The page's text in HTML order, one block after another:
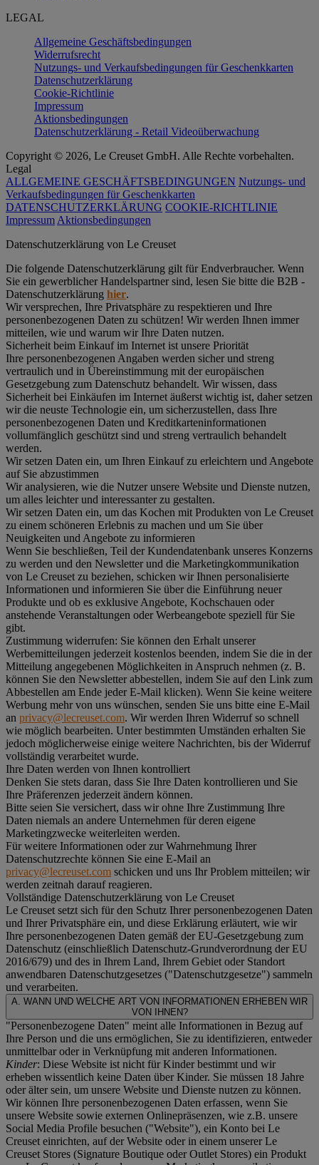
LEGAL
Allgemeine Geschäftsbedingungen
Widerrufsrecht
Nutzungs- und Verkaufsbedingungen für Geschenkkarten
Datenschutzerklärung
Cookie-Richtlinie
Impressum
Aktionsbedingungen
Datenschutzerklärung - Retail Videoüberwachung
Copyright © 2026, Le Creuset GmbH. Alle Rechte vorbehalten.
Legal
ALLGEMEINE GESCHÄFTSBEDINGUNGEN Nutzungs- und
Verkaufsbedingungen für Geschenkkarten
DATENSCHUTZERKLÄRUNG COOKIE-RICHTLINIE
Impressum Aktionsbedingungen
Datenschutz­erklärung von Le Creuset
Die folgende Datenschutzerklärung gilt für Endverbraucher. Wenn
Sie ein gewerblicher Handelspartner sind, lesen Sie bitte die B2B -
Datenschutzerklärung hier.
Wir versprechen, Ihre Privatsphäre zu respektieren und Ihre
personenbezogenen Daten zu schützen! Wir werden Ihnen immer
mitteilen, wie und warum wir Ihre Daten nutzen.
Sicherheit beim Einkauf im Internet ist unsere Priorität
Ihre personenbezogenen Angaben werden sicher und streng
vertraulich und in Übereinstimmung mit der europäischen
Gesetzgebung zum Datenschutz behandelt. Wir wissen, dass
Sicherheit bei Einkäufen im Internet äußerst wichtig ist, daher setzen
wir die neuste Technologie ein, um sicherzustellen, dass Ihre
personenbezogenen Daten und Kreditkarteninformationen
vollumfänglich geschützt sind und streng vertraulich behandelt
werden.
Wir setzen Daten ein, um Ihren Einkauf zu erleichtern und Angebote
auf Sie abzustimmen
Wir analysieren, wie die Nutzer unsere Website und Dienste nutzen,
um alles leichter und interessanter zu gestalten.
Wir setzen Daten ein, um das Kochen mit Produkten von Le Creuset
zu einem schöneren Erlebnis zu machen und um Sie über
Neuigkeiten und Angebote zu informieren
Wenn Sie beschließen, Teil der Kundendatenbank unseres Konzerns
zu werden und den Newsletter und die Marketingkommunikation
von Le Creuset zu beziehen, schicken wir Ihnen personalisierte
Informationen und informieren Sie über die Einführung neuer
Produkte und ob es exklusive Angebote, Kochschauen oder
anstehende Veranstaltungen oder Werbeangebote speziell für Sie
gibt.
Zustimmung widerrufen: Sie können den Erhalt unserer
Werbemitteilungen jederzeit kostenlos beenden, indem Sie die in der
Mitteilung angegebenen Möglichkeiten in Anspruch nehmen (z. B.
können Sie den Newsletter abbestellen, indem Sie auf den Link zum
Abbestellen am Ende jeder E-Mail klicken). Wenn Sie keine weitere
Werbung mehr von uns wünschen, senden Sie uns bitte eine E-Mail
an privacy@lecreuset.com. Wir werden Ihren Widerruf so schnell
wie möglich bearbeiten. Unter bestimmten Umständen erhalten Sie
jedoch möglicherweise einige weitere Nachrichten, bis der Widerruf
vollständig verarbeitet wurde.
Ihre Daten werden von Ihnen kontrolliert
Denken Sie stets daran, dass Sie Ihre Daten kontrollieren und Sie
Ihre Präferenzen jederzeit ändern können.
Bitte seien Sie versichert, dass wir ohne Ihre Zustimmung Ihre
Daten niemals an andere Unternehmen für deren eigene
Marketingzwecke weiterleiten werden.
Für weitere Informationen oder zur Wahrnehmung Ihrer
Datenschutzrechte können Sie eine E-Mail an
privacy@lecreuset.com schicken und uns Ihr Problem mitteilen; wir
werden zeitnah darauf reagieren.
Vollständige Datenschutzerklärung von Le Creuset
Le Creuset setzt sich für den Schutz Ihrer personenbezogenen Daten
und Ihrer Privatsphäre ein, und diese Erklärung erläutert, wie wir
Ihre personenbezogenen Daten gemäß der EU-Gesetzgebung zum
Datenschutz (einschließlich Datenschutz-Grundverordnung der EU
2016/679) und des in Ihrem Land, Ihrem Gebiet oder Standort
anwendbaren Datenschutzgesetzes ("Datenschutzgesetze") sammeln
und verarbeiten.
A. WANN UND WELCHE ART VON INFORMATIONEN ERHEBEN WIR
VON IHNEN?
"Personenbezogene Daten" meint alle Informationen in Bezug auf
Ihre Person und die uns ermöglichen, Sie zu identifizieren, entweder
unmittelbar oder in Verknüpfung mit anderen Informationen.
Kinder: Diese Website ist nicht für Kinder bestimmt und wir
erheben wissentlich keine Daten über Kinder. Sie müssen 18 Jahre
oder älter sein, um unsere Website und Dienste nutzen zu können.
Wir können Ihre personenbezogenen Daten erfassen, wenn Sie
unsere Website sowie externen Onlinepräsenzen, wie z.B. unsere
Social Media Profile besuchen ("Website"), ein Konto bei Le
Creuset einrichten, auf der Website oder in einem unserer Le
Creuset Stores (Signature Boutique oder Outlet Stores) ein Produkt